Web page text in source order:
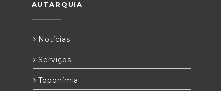
AUTARQUIA
Notícias
Serviços
Toponímia